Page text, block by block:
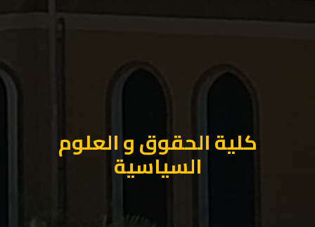
كلية الحقوق و العلوم
السياسية